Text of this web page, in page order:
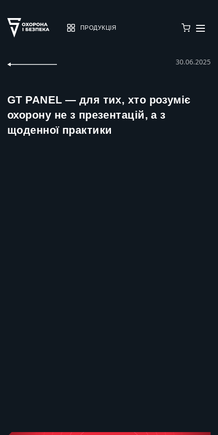
ПРОДУКЦІЯ
30.06.2025
GT PANEL — для тих, хто розуміє
охорону не з презентацій, а з
щоденної практики